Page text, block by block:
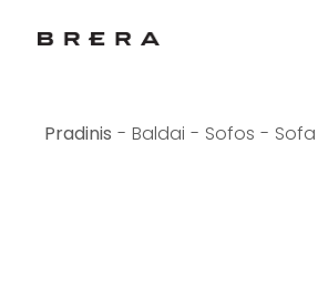
Baldai Sofos